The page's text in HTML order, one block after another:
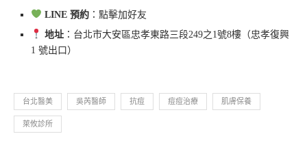
LINE 預約：點擊加好友
地址：台北市大安區忠孝東路三段249之1號8樓（忠孝復興
1 號出口）
台北醫美 吳芮醫師 抗痘 痘痘治療 肌膚保養
萊攸診所